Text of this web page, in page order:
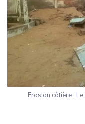
Erosion côtière :